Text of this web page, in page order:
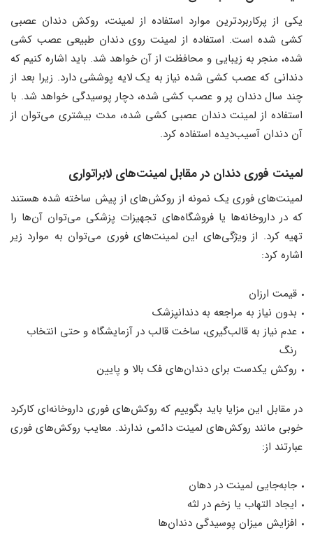
یکی از پرکاربردترین موارد استفاده از لمینت، روکش دندان عصبی
کشی شده است. استفاده از لمینت روی دندان طبیعی عصب کشی
شده، منجر به زیبایی و محافظت از آن خواهد شد. باید اشاره کنیم که
دندانی که عصب کشی شده نیاز به یک لایه پوششی دارد. زیرا بعد از
چند سال دندان پر و عصب کشی شده، دچار پوسیدگی خواهد شد. با
استفاده از لمینت دندان عصبی کشی شده، مدت بیشتری می‌توان از
آن دندان آسیب‌دیده استفاده کرد.
لمینت فوری دندان در مقابل لمینت‌های لابراتواری
لمینت‌های فوری یک نمونه از روکش‌های از پیش ساخته شده هستند
که در داروخانه‌ها یا فروشگاه‌های تجهیزات پزشکی می‌توان آن‌ها را
تهیه کرد. از ویژگی‌های این لمینت‌های فوری می‌توان به موارد زیر
اشاره کرد:
قیمت ارزان
بدون نیاز به مراجعه به دندانپزشک
عدم نیاز به قالب‌گیری، ساخت قالب در آزمایشگاه و حتی انتخاب
رنگ
روکش یکدست برای دندان‌های فک بالا و پایین
در مقابل این مزایا باید بگوییم که روکش‌های فوری داروخانه‌ای کارکرد
خوبی مانند روکش‌های لمینت دائمی ندارند. معایب روکش‌های فوری
عبارتند از:
جابه‌جایی لمینت در دهان
ایجاد التهاب یا زخم در لثه
افزایش میزان پوسیدگی دندان‌ها